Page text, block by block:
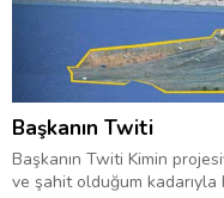
Başkanın Twiti
Başkanın Twiti Kimin
ve şahit olduğum kadarıyla